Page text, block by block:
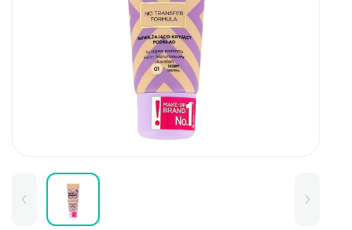
Для бровей
Тушь для бровей
Карандаши и лайнеры для
Помады и тинты для бровей
Набор для бровей